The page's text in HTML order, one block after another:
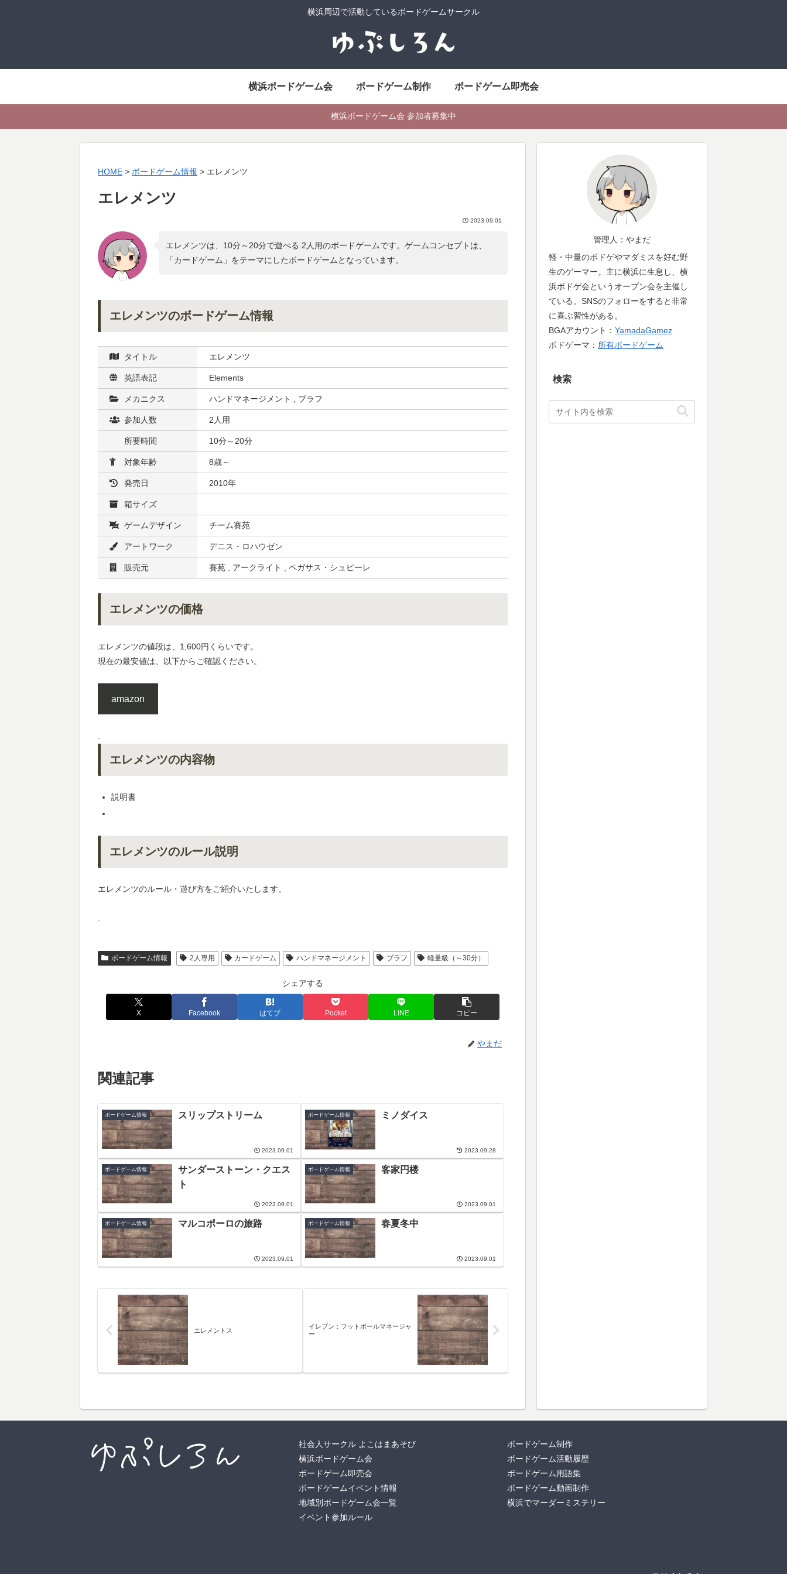
横浜周辺で活動しているボードゲームサークル
横浜ボードゲーム会 ボードゲーム制作 ボードゲーム即売会
横浜ボードゲーム会 参加者募集中
HOME > ボードゲーム情報 > エレメンツ
エレメンツ
2023.09.01
エレメンツは、10分～20分で遊べる 2人用のボードゲームです。ゲームコンセプトは、
「カードゲーム 」をテーマにしたボードゲームとなっています。
エレメンツのボードゲーム情報
タイトル エレメンツ
英語表記 Elements
メカニクス ハンドマネージメント , ブラフ
参加人数 2人用
所要時間 10分～20分
対象年齢 8歳～
発売日 2010年
箱サイズ
ゲームデザイン チーム賽苑
アートワーク デニス・ロハウゼン
販売元 賽苑 , アークライト , ペガサス・シュピーレ
エレメンツの価格
エレメンツの値段は、1,600円くらいです。
現在の最安値は、以下からご確認ください。
amazon
.
エレメンツの内容物
説明書
エレメンツのルール説明
エレメンツのルール・遊び方をご紹介いたします。
.
ボードゲーム情報 2人専用 カードゲーム ハンドマネージメント ブラフ 軽量級（～30分）
シェアする
X Facebook はてブ Pocket LINE コピー
やまだ
関連記事
ボードゲーム情報 スリップストリーム
2023.09.01
ボードゲーム情報 ミノダイス
2023.09.28
ボードゲーム情報
サンダーストーン・クエス
ト
2023.09.01
ボードゲーム情報 客家円楼
2023.09.01
ボードゲーム情報 マルコポーロの旅路
2023.09.01
ボードゲーム情報 春夏冬中
2023.09.01
エレメントス
イレブン：フットボールマネージャ
ー
管理人：やまだ
軽・中量のボドゲやマダミスを好む野
生のゲーマー。主に横浜に生息し、横
浜ボドゲ会というオープン会を主催し
ている。SNSのフォローをすると非常
に喜ぶ習性がある。
BGAアカウント： YamadaGamez
ボドゲーマ： 所有ボードゲーム
検索
社会人サークル よこはまあそび
横浜ボードゲーム会
ボードゲーム即売会
ボードゲームイベント情報
地域別ボードゲーム会一覧
イベント参加ルール
ボードゲーム制作
ボードゲーム活動履歴
ボードゲーム用語集
ボードゲーム動画制作
横浜でマーダーミステリー